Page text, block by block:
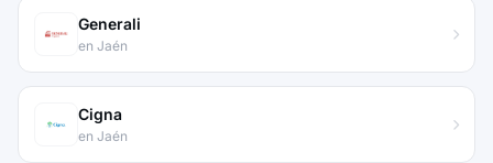
Generali
en Jaén
Cigna
en Jaén